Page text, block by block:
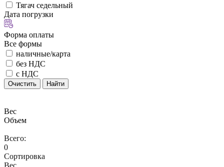
Тягач седельный
Дата погрузки
Форма оплаты
Все формы
наличные/карта
без НДС
с НДС
Очистить Найти
Вес
Объем
Всего:
0
Сортировка
Вес